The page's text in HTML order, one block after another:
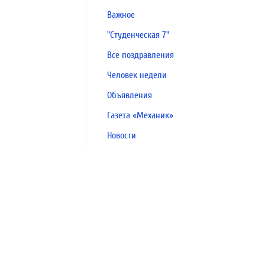
Важное
"Студенческая 7"
Все поздравления
Человек недели
Объявления
Газета «Механик»
Новости